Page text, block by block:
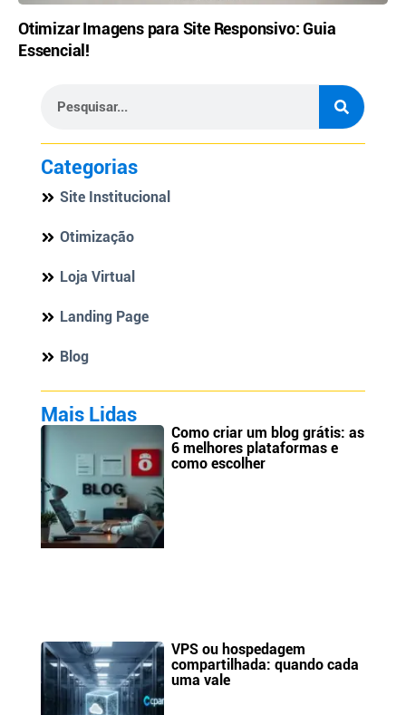
Otimizar Imagens para Site Responsivo: Guia
Essencial!
Categorias
Site Institucional
Otimização
Loja Virtual
Landing Page
Blog
Mais Lidas
Como criar um blog grátis: as
6 melhores plataformas e
como escolher
VPS ou hospedagem
compartilhada: quando cada
uma vale